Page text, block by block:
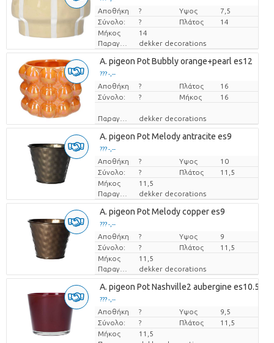
Τιμή ανά τεμάχιο
Αποθήκη ? Υψος
7,5
Σύνολο:
? Πλάτος
14
Μήκος
14
Παραγωγός
dekker decorations
A. pigeon Pot Bubbly orange+pearl es12
??? -,--
Τιμή ανά τεμάχιο
Αποθήκη ? Πλάτος
16
Σύνολο:
? Μήκος 16
Παραγωγός dekker decorations
A. pigeon Pot Melody antracite es9
??? -,--
Τιμή ανά τεμάχιο
Αποθήκη ? Υψος
10
Σύνολο:
? Πλάτος
11,5
Μήκος
11,5
Παραγωγός
dekker decorations
A. pigeon Pot Melody copper es9
??? -,--
Τιμή ανά τεμάχιο
Αποθήκη ? Υψος
9
Σύνολο:
? Πλάτος
11,5
Μήκος
11,5
Παραγωγός
dekker decorations
A. pigeon Pot Nashville2 aubergine es10.5
??? -,--
Τιμή ανά τεμάχιο
Αποθήκη ? Υψος
9,5
Σύνολο:
? Πλάτος
11,5
Μήκος
11,5